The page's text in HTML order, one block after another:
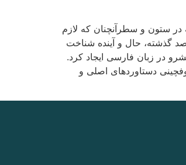
در ستون و سطرآنچنان که لازم
گذشته، حال و آینده شناخت
در زبان فارسی ایجاد کرد.
دستاوردهای اصلی و